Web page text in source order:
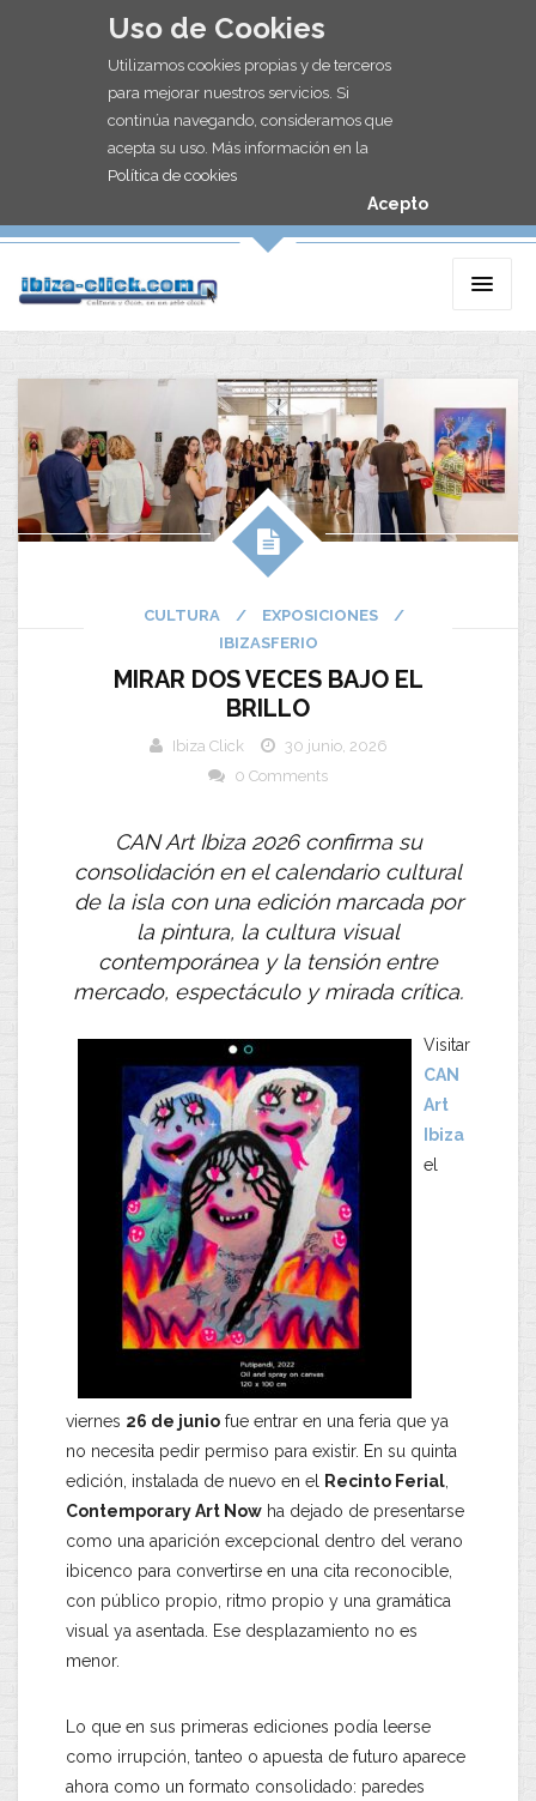
Uso de Cookies
Utilizamos cookies propias y de terceros
para mejorar nuestros servicios. Si
continúa navegando, consideramos que
acepta su uso. Más información en la
Política de cookies
Acepto
CULTURA / EXPOSICIONES
/
IBIZASFERIO
MIRAR DOS VECES BAJO EL
BRILLO
Ibiza Click
30 junio, 2026
0 Comments
CAN Art Ibiza 2026 confirma su
consolidación en el calendario cultural
de la isla con una edición marcada por
la pintura, la cultura visual
contemporánea y la tensión entre
mercado, espectáculo y mirada crítica.
Visitar
CAN
Art
Ibiza
el
viernes 26 de junio fue entrar en una feria que ya
no necesita pedir permiso para existir. En su quinta
edición, instalada de nuevo en el Recinto Ferial
Contemporary Art Now ha dejado de presentarse
como una aparición excepcional dentro del verano
ibicenco para convertirse en una cita reconocible,
con público propio, ritmo propio y una gramática
visual ya asentada. Ese desplazamiento no es
menor.
Lo que en sus primeras ediciones podía leerse
como irrupción, tanteo o apuesta de futuro aparece
ahora como un formato consolidado: paredes